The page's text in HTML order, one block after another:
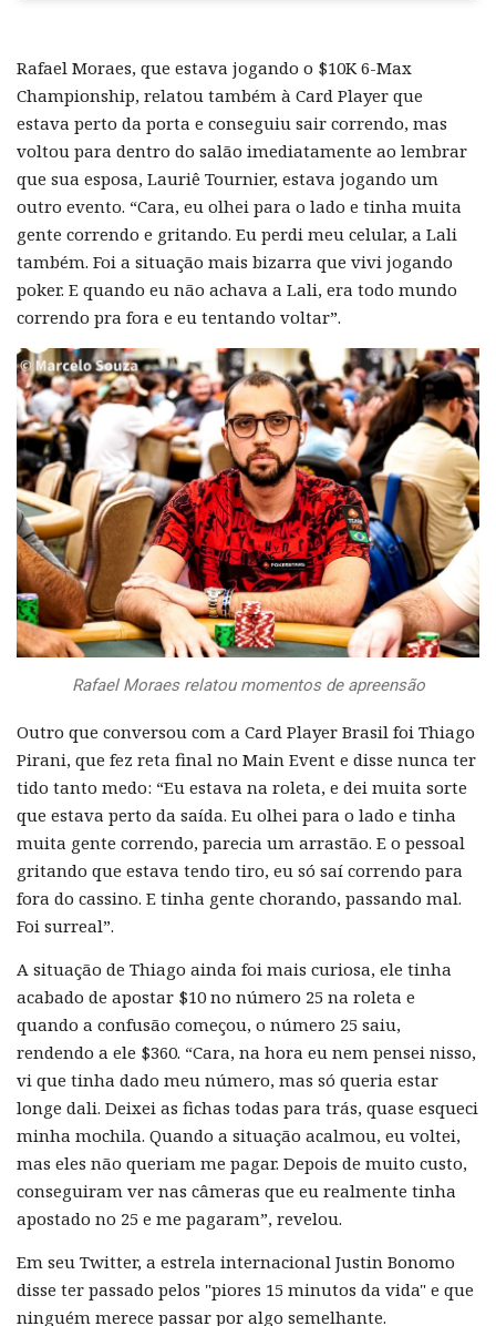
Rafael Moraes, que estava jogando o $10K 6-Max
Championship, relatou também à Card Player que
estava perto da porta e conseguiu sair correndo, mas
voltou para dentro do salão imediatamente ao lembrar
que sua esposa, Lauriê Tournier, estava jogando um
outro evento. “Cara, eu olhei para o lado e tinha muita
gente correndo e gritando. Eu perdi meu celular, a Lali
também. Foi a situação mais bizarra que vivi jogando
poker. E quando eu não achava a Lali, era todo mundo
correndo pra fora e eu tentando voltar”.
Rafael Moraes relatou momentos de apreensão
Outro que conversou com a Card Player Brasil foi Thiago
Pirani, que fez reta final no Main Event e disse nunca ter
tido tanto medo: “Eu estava na roleta, e dei muita sorte
que estava perto da saída. Eu olhei para o lado e tinha
muita gente correndo, parecia um arrastão. E o pessoal
gritando que estava tendo tiro, eu só saí correndo para
fora do cassino. E tinha gente chorando, passando mal.
Foi surreal”.
A situação de Thiago ainda foi mais curiosa, ele tinha
acabado de apostar $10 no número 25 na roleta e
quando a confusão começou, o número 25 saiu,
rendendo a ele $360. “Cara, na hora eu nem pensei nisso,
vi que tinha dado meu número, mas só queria estar
longe dali. Deixei as fichas todas para trás, quase esqueci
minha mochila. Quando a situação acalmou, eu voltei,
mas eles não queriam me pagar. Depois de muito custo,
conseguiram ver nas câmeras que eu realmente tinha
apostado no 25 e me pagaram”, revelou.
Em seu Twitter, a estrela internacional Justin Bonomo
disse ter passado pelos "piores 15 minutos da vida" e que
ninguém merece passar por algo semelhante.